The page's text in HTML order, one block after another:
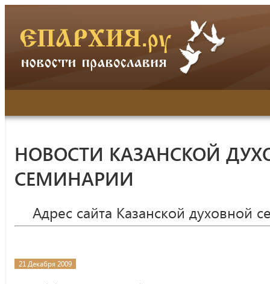
НОВОСТИ КАЗАНСКОЙ
СЕМИНАРИИ
Адрес сайта Казанской духовной
21 Декабря 2009